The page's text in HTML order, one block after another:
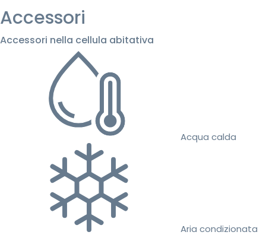
Accessori
Accessori nella cellula abitativa
Acqua calda
Aria condizionata